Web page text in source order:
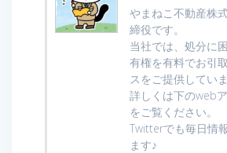
やまねこ不動産株
締役です。
当社では、処分に
有権を有料でお引
スをご提供していま
詳しくは下のweb
をご覧ください。
Twitterでも毎日情
ます♪